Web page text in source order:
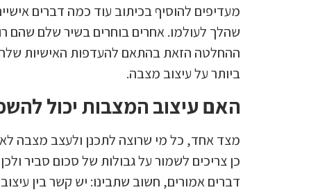
מעדיפים להוסיף בכיתוב עוד כמה דברים
שהלך לעולמו. אחרים בוחרים בשיר שלם שהם
ההחלטה הזאת בהתאם להעדפות האישיות
ביותר על עיצוב מצבה.
האם עיצוב המצבות יכול
מצד אחד, כל מי שרוצה לתכנן ולעצב מצבה
כן צריכים לשמור על גבולות של סכום סביר
דברים אמורים, חשוב שתבינו: יש קשר בין